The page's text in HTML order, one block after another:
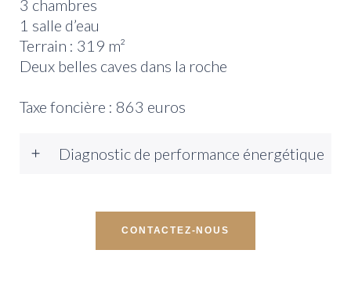
3 chambres
1 salle d’eau
Terrain : 319 m²
Deux belles caves dans la roche
Taxe foncière : 863 euros
Diagnostic de performance énergétique
CONTACTEZ-NOUS